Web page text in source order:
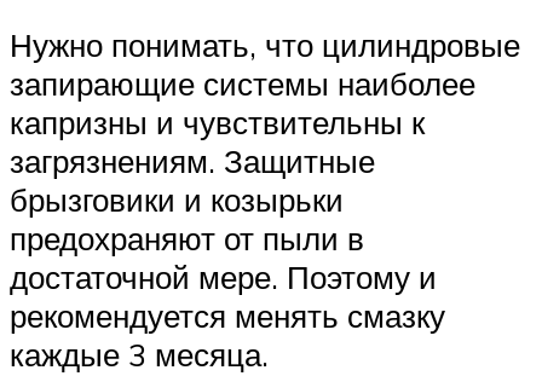
Нужно понимать, что цилиндровые
запирающие системы наиболее
капризны и чувствительны к
загрязнениям. Защитные
брызговики и козырьки
предохраняют от пыли в
достаточной мере. Поэтому и
рекомендуется менять смазку
каждые 3 месяца.